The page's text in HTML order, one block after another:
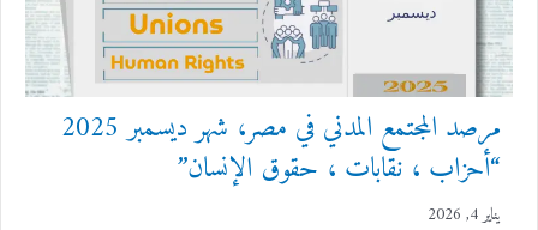
مرصد المجتمع المدني في مصر، شهر ديسمبر 2025
“أحزاب ، نقابات ، حقوق الإنسان”
يناير 4, 2026